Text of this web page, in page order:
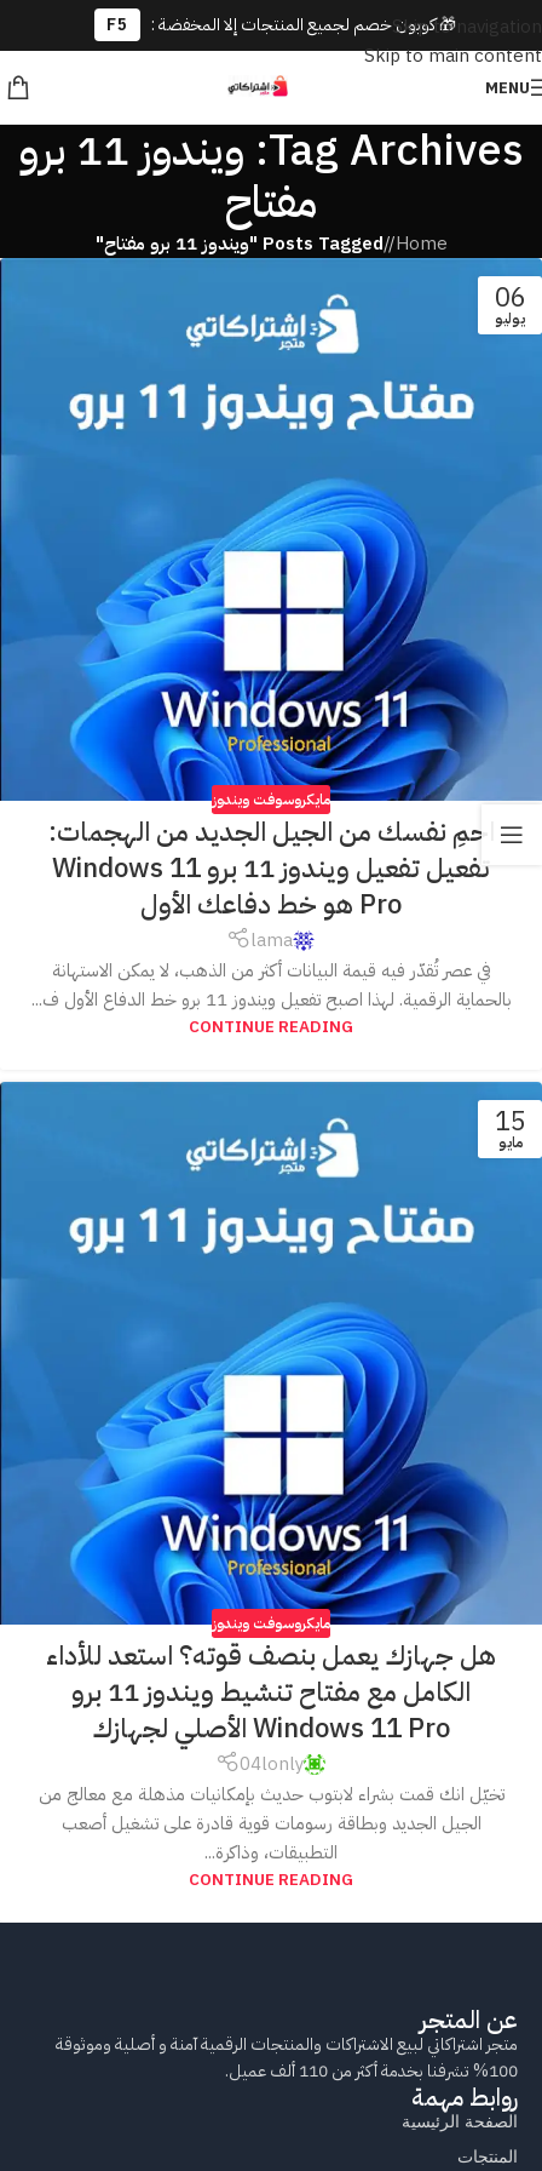
🎁 كوبون خصم لجميع المنتجات إلا المخفضة : F5
Skip to navigation
Skip to main content
MENU
Tag Archives: ويندوز 11 برو
مفتاح
Home
/ Posts Tagged "ويندوز 11 برو مفتاح"
06
يوليو
مايكروسوفت ويندوز
احمِ نفسك من الجيل الجديد من الهجمات:
تفعيل تفعيل ويندوز 11 برو Windows 11
Pro هو خط دفاعك الأول
lama
في عصر تُقدّر فيه قيمة البيانات أكثر من الذهب، لا يمكن الاستهانة
بالحماية الرقمية. لهذا اصبح تفعيل ويندوز 11 برو خط الدفاع الأول ف...
CONTINUE READING
15
مايو
مايكروسوفت ويندوز
هل جهازك يعمل بنصف قوته؟ استعد للأداء
الكامل مع مفتاح تنشيط ويندوز 11 برو
Windows 11 Pro الأصلي لجهازك
04lonly
تخيّل انك قمت بشراء لابتوب حديث بإمكانيات مذهلة مع معالج من
الجيل الجديد وبطاقة رسومات قوية قادرة على تشغيل أصعب
التطبيقات، وذاكرة...
CONTINUE READING
عن المتجر
متجر اشتراكاتي لبيع الاشتراكات والمنتجات الرقمية آمنة و أصلية وموثوقة
100% تشرفنا بخدمة أكثر من 110 ألف عميل.
روابط مهمة
الصفحة الرئيسية
المنتجات